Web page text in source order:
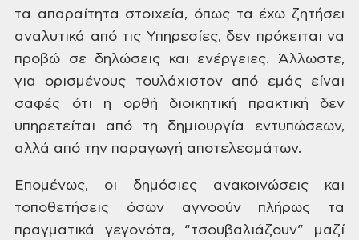
τα απαραίτητα στοιχεία, όπως τα έχω ζητήσει
αναλυτικά από τις Υπηρεσίες, δεν πρόκειται να
προβώ σε δηλώσεις και ενέργειες. Άλλωστε,
για ορισμένους τουλάχιστον από εμάς είναι
σαφές ότι η ορθή διοικητική πρακτική δεν
υπηρετείται από τη δημιουργία εντυπώσεων,
αλλά από την παραγωγή αποτελεσμάτων.
Επομένως, οι δημόσιες ανακοινώσεις και
τοποθετήσεις όσων αγνοούν πλήρως τα
πραγματικά
γεγονότα, “τσουβαλιάζουν” μαζί